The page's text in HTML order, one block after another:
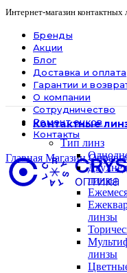
Интернет-магазин контактных
Бренды
Акции
Блог
Доставка и оплата
Гарантии и
О компании
Сотрудничество
Ремонт очков
Контакты
Контактные
Тип линз
линзы
линзы
линзы
Главная Магазин